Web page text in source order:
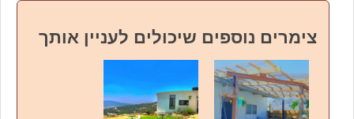
צימרים נוספים שיכולים לעניין אותך